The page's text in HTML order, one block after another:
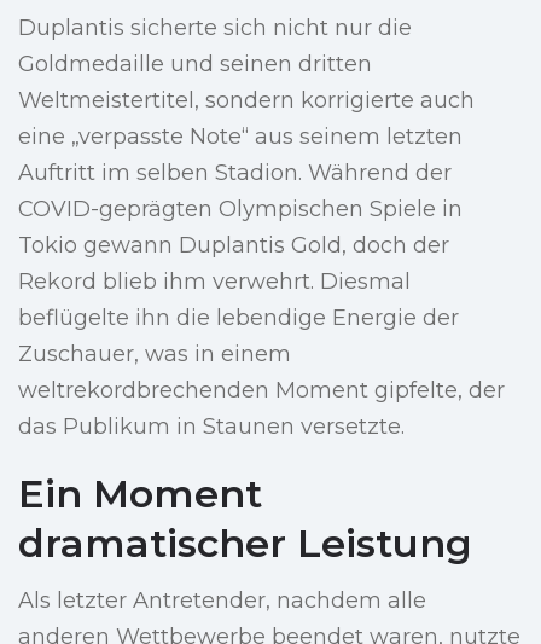
Duplantis sicherte sich nicht nur die
Goldmedaille und seinen dritten
Weltmeistertitel, sondern korrigierte auch
eine „verpasste Note“ aus seinem letzten
Auftritt im selben Stadion. Während der
COVID-geprägten Olympischen Spiele in
Tokio gewann Duplantis Gold, doch der
Rekord blieb ihm verwehrt. Diesmal
beflügelte ihn die lebendige Energie der
Zuschauer, was in einem
weltrekordbrechenden Moment gipfelte, der
das Publikum in Staunen versetzte.
Ein Moment
dramatischer Leistung
Als letzter Antretender, nachdem alle
anderen Wettbewerbe beendet waren, nutzte